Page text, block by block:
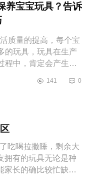
养宝宝玩具？告诉
质量的提高，每个宝
的玩具，玩具在生产
程中，肯定会产生很
、和嘴巴都可能经常
141 0
吃喝拉撒睡，剩余大
拥有的玩具无论是种
家长的确比较忙缺少